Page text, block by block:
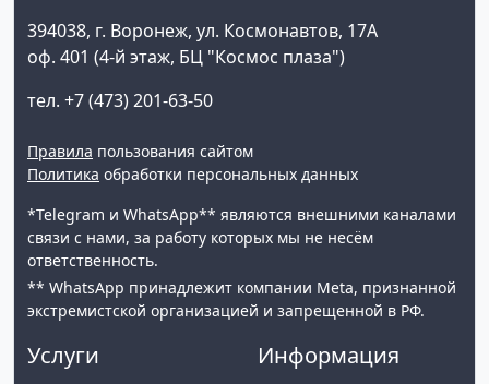
394038, г. Воронеж, ул. Космонавтов, 17А
оф. 401 (4-й этаж, БЦ "Космос плаза")
тел. +7 (473) 201-63-50
Правила пользования сайтом
Политика обработки персональных данных
*Telegram и WhatsApp** являются внешними каналами
связи с нами, за работу которых мы не несём
ответственность.
** WhatsApp принадлежит компании Meta, признанной
экстремистской организацией и запрещенной в РФ.
Услуги Информация